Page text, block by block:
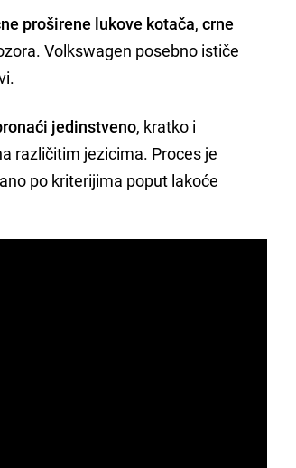
proširene lukove kotača,crne
Volkswagen posebno ističe
jedinstveno, kratko i
različitim jezicima. Proces je
po kriterijima poput lakoće